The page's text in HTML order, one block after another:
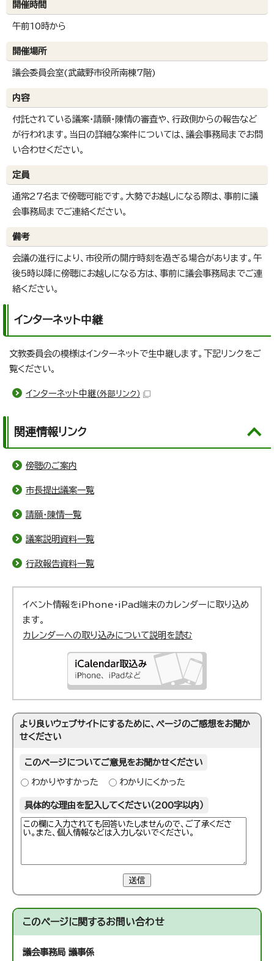
開催時間
午前10時から
開催場所
議会委員会室(武蔵野市役所南棟7階)
内容
付託されている議案・請願・陳情の審査や、行政側からの報告など
が行われます。当日の詳細な案件については、議会事務局までお問
い合わせください。
定員
通常27名まで傍聴可能です。大勢でお越しになる際は、事前に議
会事務局までご連絡ください。
備考
会議の進行により、市役所の開庁時刻を過ぎる場合があります。午
後5時以降に傍聴にお越しになる方は、事前に議会事務局までご連
絡ください。
インターネット中継
文教委員会の模様はインターネットで生中継します。下記リンクをご
覧ください。
インターネット中継（外部リンク）
関連情報リンク
傍聴のご案内
市長提出議案一覧
請願・陳情一覧
議案説明資料一覧
行政報告資料一覧
イベント情報をiPhone・iPad端末のカレンダーに取り込め
ます。
カレンダーへの取り込みについて説明を読む
より良いウェブサイトにするために、ページのご感想をお聞か
せください
このページについてご意見をお聞かせください
わかりやすかった わかりにくかった
具体的な理由を記入してください（200字以内）
送信
このページに関するお問い合わせ
議会事務局 議事係